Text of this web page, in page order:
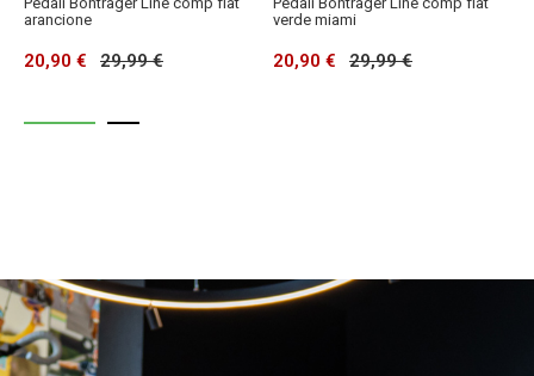
arancione
20,90 € 29,99 €
verde miami
20,90 € 29,99 €